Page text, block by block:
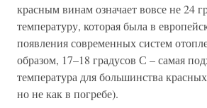
красным винам означает вовсе не 24
температуру, которая была в
появления современных систем
образом, 17–18 градусов С – самая
температура для большинства
но не как в погребе).